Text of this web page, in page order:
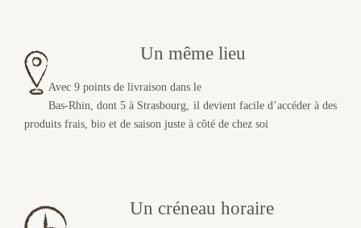
Un même lieu
Avec 9 points de livraison dans le
Bas-Rhin, dont 5 à Strasbourg, il devient facile d’accéder à des
produits frais, bio et de saison juste à côté de chez soi
Un créneau horaire